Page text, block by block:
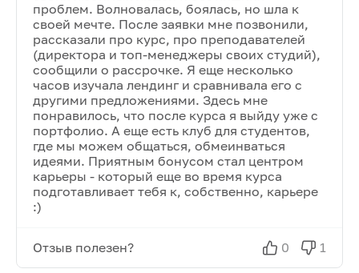
проблем. Волновалась, боялась, но шла к
своей мечте. После заявки мне позвонили,
рассказали про курс, про преподавателей
(директора и топ-менеджеры своих студий),
сообщили о рассрочке. Я еще несколько
часов изучала лендинг и сравнивала его с
другими предложениями. Здесь мне
понравилось, что после курса я выйду уже с
портфолио. А еще есть клуб для студентов,
где мы можем общаться, обмеинваться
идеями. Приятным бонусом стал центром
карьеры - который еще во время курса
подготавливает тебя к, собственно, карьере
:)
Отзыв полезен? 0 1